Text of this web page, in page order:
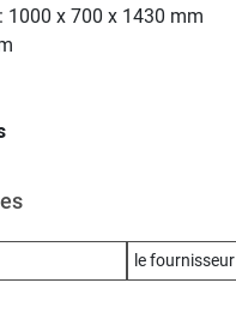
1000 x 700 x 1430 mm
le fournisseur